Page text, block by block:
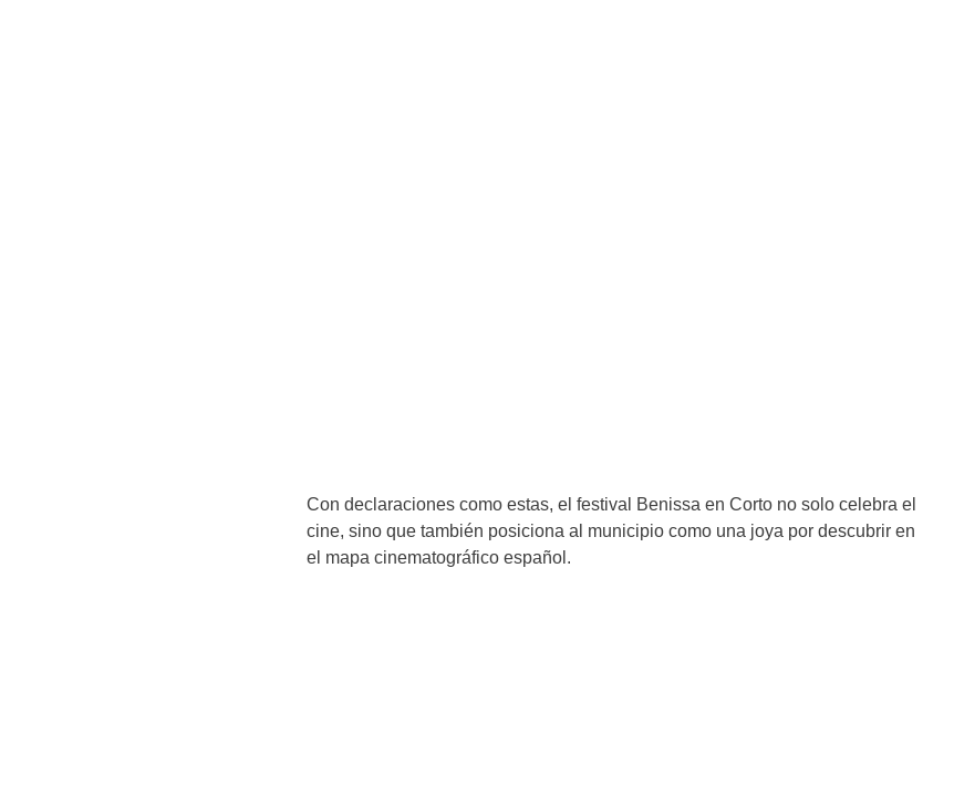
Con declaraciones como estas, el festival Benissa en Corto no solo celebra el
cine, sino que también posiciona al municipio como una joya por descubrir en
el mapa cinematográfico español.